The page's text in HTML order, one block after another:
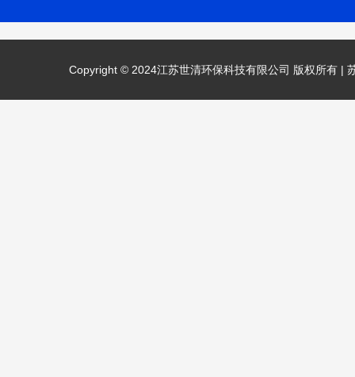
Copyright © 2024江苏世清环保科技有限公司 版权所有 |